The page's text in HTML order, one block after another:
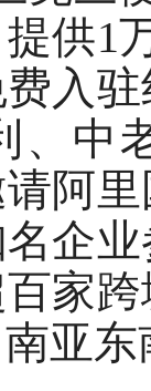
供1
入
、中
阿
企
家
亚